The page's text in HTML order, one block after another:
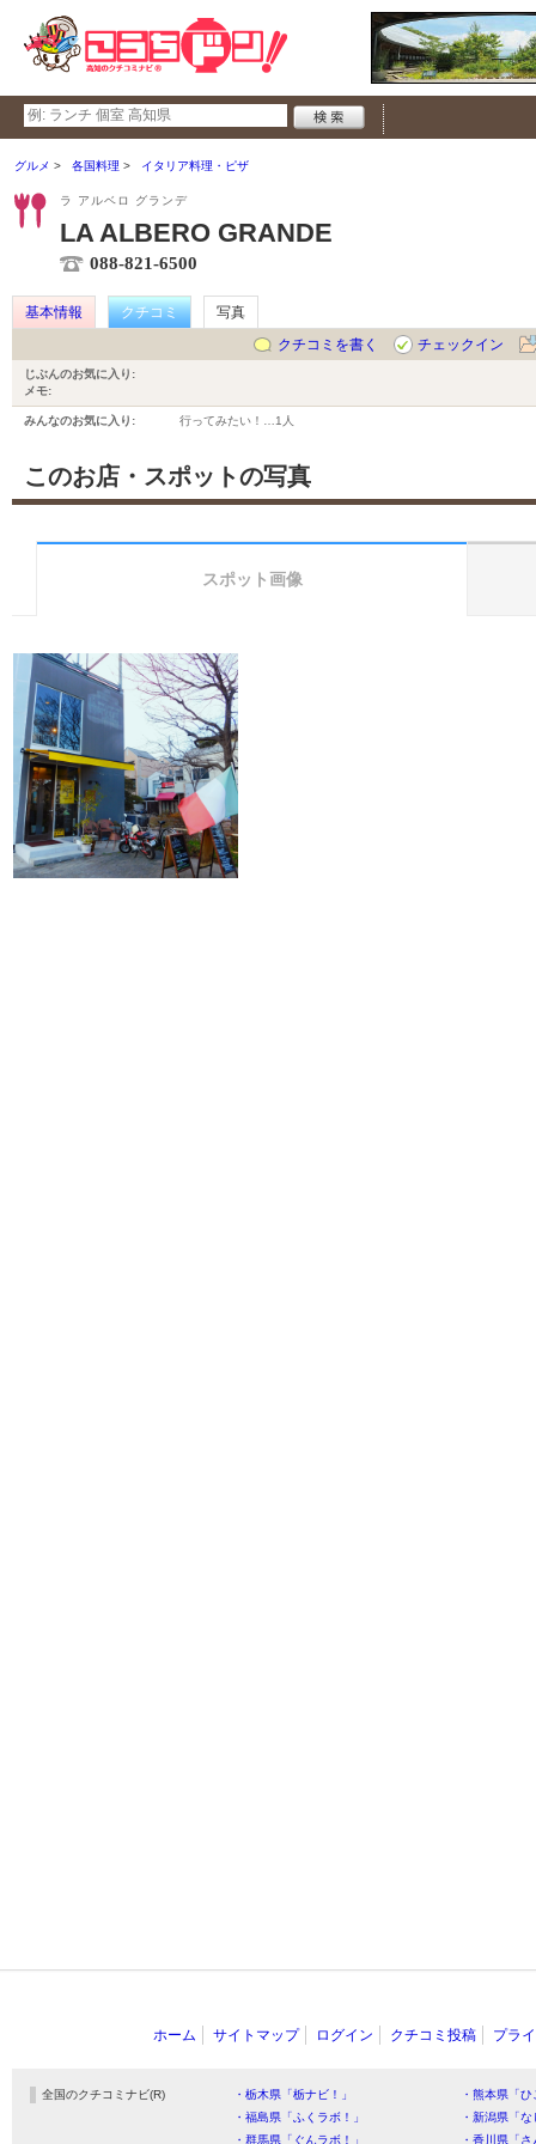
グルメ 各国料理 イタリア料理・ピザ
ラ アルベロ グランデ
LA ALBERO GRANDE
088-821-6500
基本情報 クチコミ
写真
クチコミを書く
チェックイン
じぶんのお気に入り:
メモ:
みんなのお気に入り: 行ってみたい！… 1人
このお店・スポットの写真
スポット画像
ホーム サイトマップ ログイン クチコミ投稿 プラ
全国のクチコミナビ(R) ・栃木県「栃ナビ！」
・熊本県「
・福島県「ふくラボ！」
・新潟県「
・群馬県「ぐんラボ！」
・香川県「